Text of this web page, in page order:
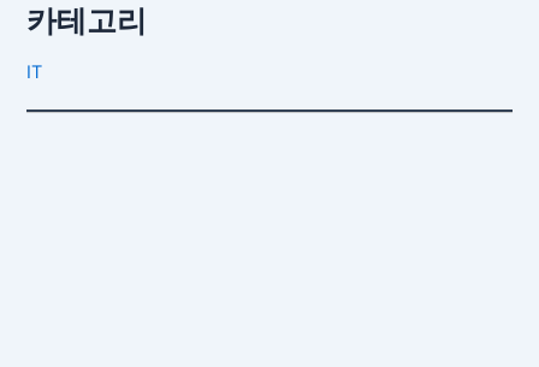
카테고리
IT